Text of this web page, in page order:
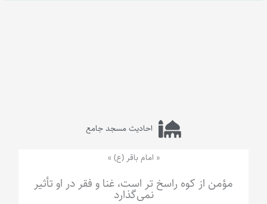
احادیث مسجد جامع
« امام باقر (ع) »
مؤمن از کوه راسخ تر است، غنا و فقر در او تأثیر
نمی‌گذارد